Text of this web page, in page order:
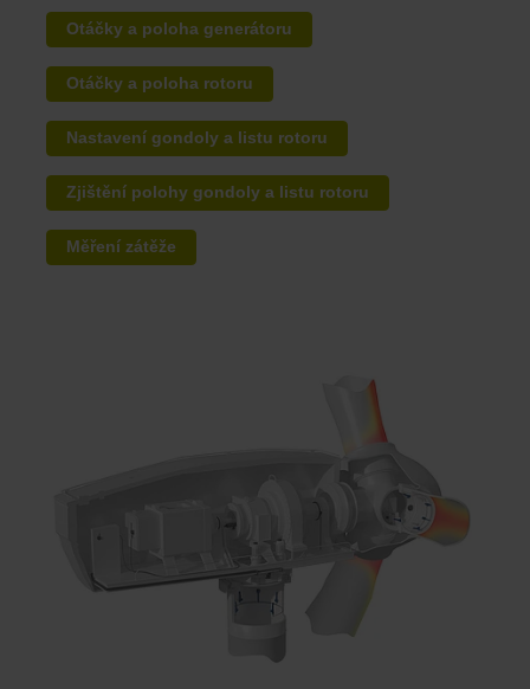
Otáčky a poloha generátoru
Otáčky a poloha rotoru
Nastavení gondoly a listu rotoru
Zjištění polohy gondoly a listu rotoru
Měření zátěže